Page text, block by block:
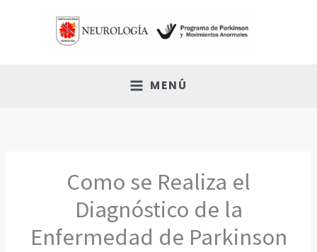
MENÚ
Como se Realiza el
Diagnóstico de la
Enfermedad de Parkinson